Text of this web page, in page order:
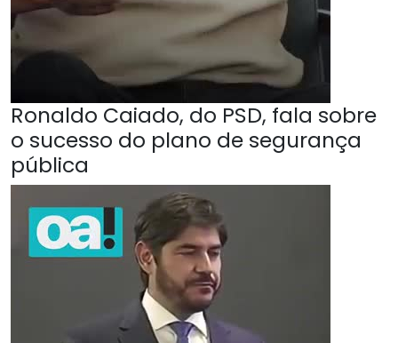
Ronaldo Caiado, do PSD, fala sobre
o sucesso do plano de segurança
pública